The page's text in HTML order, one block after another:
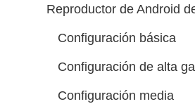
Configuración básica
Configuración de alta
Configuración media